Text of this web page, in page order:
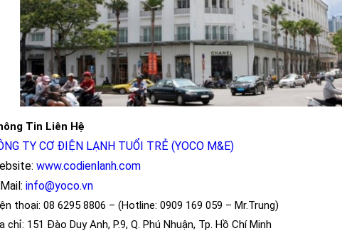
Tin Liên Hệ
TY CƠ ĐIỆN LẠNH TUỔI TRẺ (YOCO M&E)
www.codienlanh.com
info@yoco.vn
thoại: 08 6295 8806 – (Hotline: 0909 169 059 – Mr.Trung)
chỉ: 151 Đào Duy Anh, P.9, Q. Phú Nhuận, Tp. Hồ Chí Minh